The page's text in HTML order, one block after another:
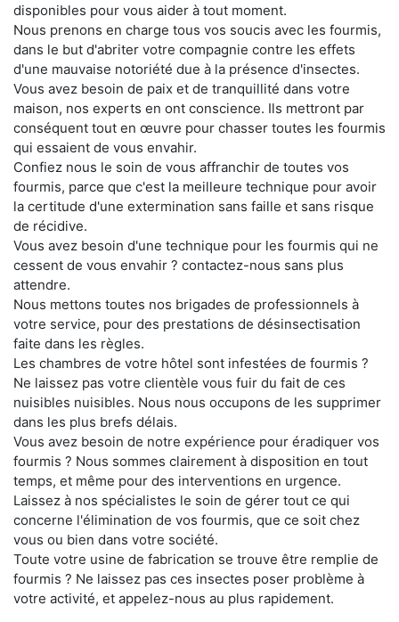
disponibles pour vous aider à tout moment.
Nous prenons en charge tous vos soucis avec les fourmis,
dans le but d'abriter votre compagnie contre les effets
d'une mauvaise notoriété due à la présence d'insectes.
Vous avez besoin de paix et de tranquillité dans votre
maison, nos experts en ont conscience. Ils mettront par
conséquent tout en œuvre pour chasser toutes les fourmis
qui essaient de vous envahir.
Confiez nous le soin de vous affranchir de toutes vos
fourmis, parce que c'est la meilleure technique pour avoir
la certitude d'une extermination sans faille et sans risque
de récidive.
Vous avez besoin d'une technique pour les fourmis qui ne
cessent de vous envahir ? contactez-nous sans plus
attendre.
Nous mettons toutes nos brigades de professionnels à
votre service, pour des prestations de désinsectisation
faite dans les règles.
Les chambres de votre hôtel sont infestées de fourmis ?
Ne laissez pas votre clientèle vous fuir du fait de ces
nuisibles nuisibles. Nous nous occupons de les supprimer
dans les plus brefs délais.
Vous avez besoin de notre expérience pour éradiquer vos
fourmis ? Nous sommes clairement à disposition en tout
temps, et même pour des interventions en urgence.
Laissez à nos spécialistes le soin de gérer tout ce qui
concerne l'élimination de vos fourmis, que ce soit chez
vous ou bien dans votre société.
Toute votre usine de fabrication se trouve être remplie de
fourmis ? Ne laissez pas ces insectes poser problème à
votre activité, et appelez-nous au plus rapidement.